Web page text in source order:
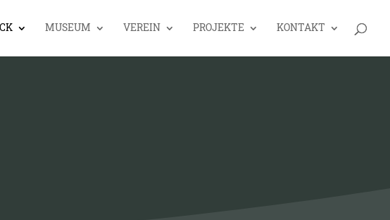
MUSEUM VEREIN PROJEKTE KONTAKT